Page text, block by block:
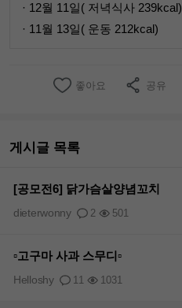
· 12월 11일( 저녁식사 239kcal)
· 11월 13일( 운동 212kcal)
좋아요 공유
게시글 목록
[공모전6] 닭가슴살양념꼬치
2 501
dieterwonny
▫️고구마 사과 스무디▫️
11 1031
Helloshy